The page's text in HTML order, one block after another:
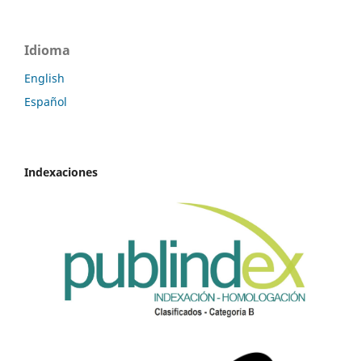
Idioma
English
Español
Indexaciones